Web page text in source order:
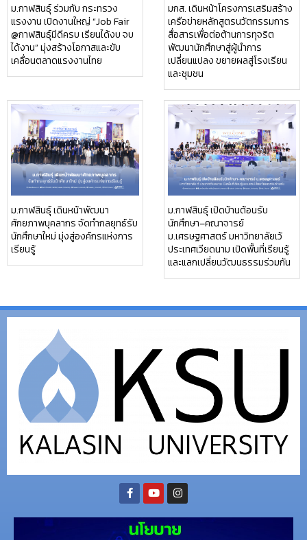
ม.กาฬสินธุ์ ร่วมกับ กระทรวง
แรงงาน เปิดงานใหญ่ “Job Fair
@กาฬสินธุ์มีดีครบ เรียนได้งบ จบ
ได้งาน” มุ่งสร้างโอกาสและขับ
เคลื่อนตลาดแรงงานไทย
มกส. เดินหน้าโครงการเสริมสร้าง
เครือข่ายหลักสูตรนวัตกรรมการ
สื่อสารเพื่อต่อต้านการทุจริต
พัฒนานักศึกษาสู่ผู้นำการ
เปลี่ยนแปลง ขยายผลสู่โรงเรียน
และชุมชน
ม.กาฬสินธุ์ เดินหน้าพัฒนา
ศักยภาพบุคลากร จัดทำกลยุทธ์รับ
นักศึกษาใหม่ มุ่งสู่องค์กรแห่งการ
เรียนรู้
ม.กาฬสินธุ์ เปิดบ้านต้อนรับ
นักศึกษา–คณาจารย์
ม.เศรษฐศาสตร์ มหาวิทยาลัยเว้
ประเทศเวียดนาม เปิดพื้นที่เรียนรู้
และแลกเปลี่ยนวัฒนธรรมร่วมกัน